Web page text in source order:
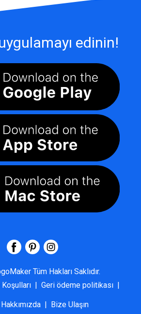
edinin!
Tüm Hakları Saklıdır.
| Geri ödeme politikası |
Hakkımızda | Bize Ulaşın